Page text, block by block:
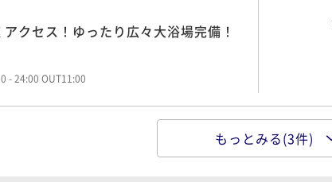
要プラン（朝食ビュッフェ付き）
クセス！ゆったり広々大浴場完備！
- 24:00 OUT11:00
アクセス！ゆったり広々大浴場完備！
もっとみる(3件)